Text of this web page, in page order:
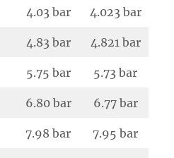
4.03 bar 4.023 bar
4.83 bar 4.821 bar
5.75 bar 5.73 bar
6.80 bar 6.77 bar
7.98 bar 7.95 bar